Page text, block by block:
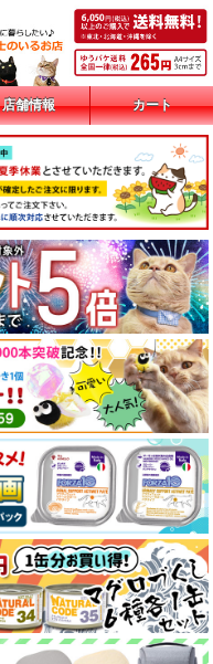
店舗情報 カート